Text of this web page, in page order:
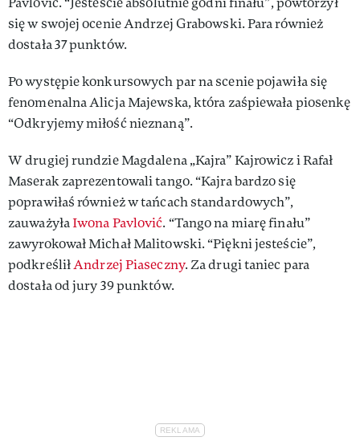
się w swojej ocenie Andrzej Grabowski. Para również
dostała 37 punktów.
Po występie konkursowych par na scenie pojawiła się
fenomenalna Alicja Majewska, która zaśpiewała piosenkę
“Odkryjemy miłość nieznaną”.
W drugiej rundzie Magdalena „Kajra” Kajrowicz i Rafał
Maserak zaprezentowali tango. “Kajra bardzo się
poprawiłaś również w tańcach standardowych”,
zauważyłaIwona Pavlović. “Tango na miarę finału”
zawyrokował Michał Malitowski. “Piękni jesteście”,
podkreśliłAndrzej Piaseczny. Za drugi taniec para
dostała od jury 39 punktów.